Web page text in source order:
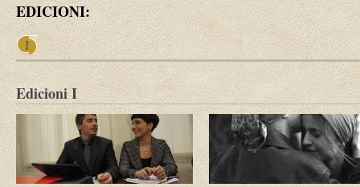
EDICIONI:
I
Edicioni I